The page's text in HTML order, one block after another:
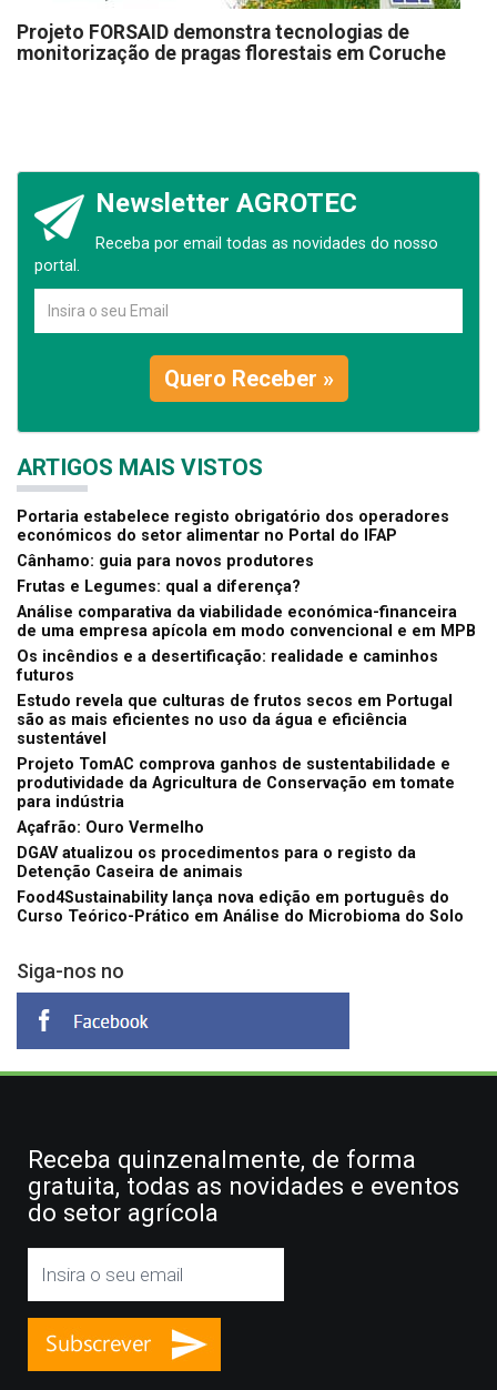
Projeto FORSAID demonstra tecnologias de
monitorização de pragas florestais em Coruche
Newsletter AGROTEC
Receba por email todas as novidades do nosso
portal.
Quero Receber »
ARTIGOS MAIS VISTOS
Portaria estabelece registo obrigatório dos operadores
económicos do setor alimentar no Portal do IFAP
Cânhamo: guia para novos produtores
Frutas e Legumes: qual a diferença?
Análise comparativa da viabilidade económica-financeira
de uma empresa apícola em modo convencional e em MPB
Os incêndios e a desertificação: realidade e caminhos
futuros
Estudo revela que culturas de frutos secos em Portugal
são as mais eficientes no uso da água e eficiência
sustentável
Projeto TomAC comprova ganhos de sustentabilidade e
produtividade da Agricultura de Conservação em tomate
para indústria
Açafrão: Ouro Vermelho
DGAV atualizou os procedimentos para o registo da
Detenção Caseira de animais
Food4Sustainability lança nova edição em português do
Curso Teórico-Prático em Análise do Microbioma do Solo
Siga-nos no
Receba quinzenalmente, de forma
gratuita, todas as novidades e eventos
do setor agrícola